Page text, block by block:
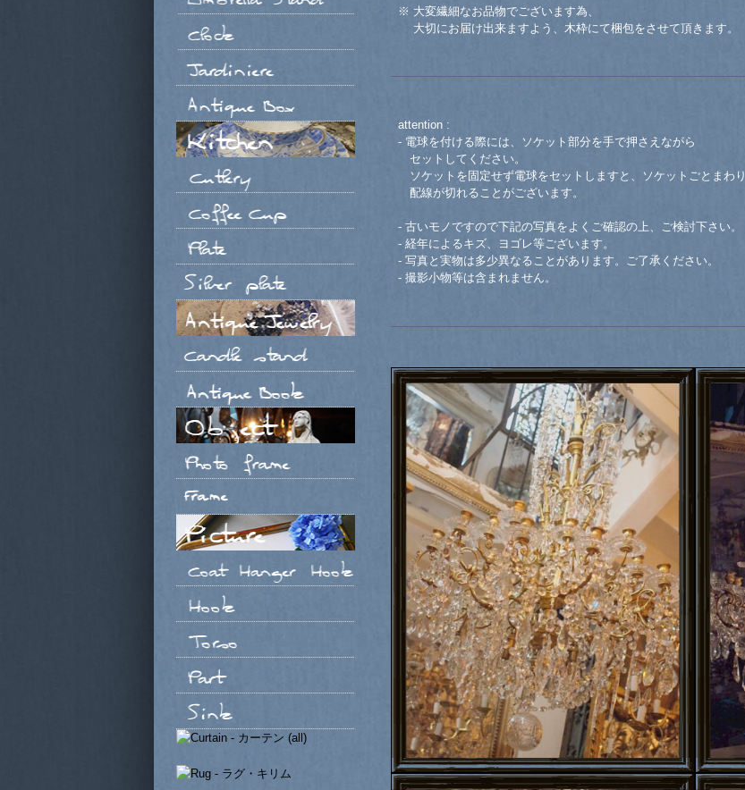
※ 大変繊細なお品物でございます為、
大切にお届け出来ますよう、木枠にて梱包をさせて頂きます。
attention :
- 電球を付ける際には、ソケット部分を手で押さえながら
セットしてください。
ソケットを固定せず電球をセットしますと、ソケットごとまわり
配線が切れることがございます。
- 古いモノですので下記の写真をよくご確認の上、ご検討下さい。
- 経年によるキズ、ヨゴレ等ございます。
- 写真と実物は多少異なることがあります。ご了承ください。
- 撮影小物等は含まれません。